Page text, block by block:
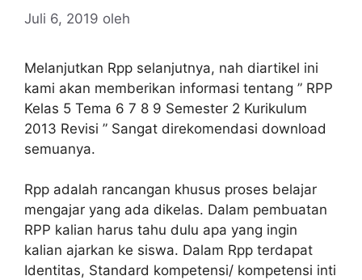
Juli 6, 2019 oleh
Melanjutkan Rpp selanjutnya, nah diartikel ini
kami akan memberikan informasi tentang ” RPP
Kelas 5 Tema 6 7 8 9 Semester 2 Kurikulum
2013 Revisi ” Sangat direkomendasi download
semuanya.
Rpp adalah rancangan khusus proses belajar
mengajar yang ada dikelas. Dalam pembuatan
RPP kalian harus tahu dulu apa yang ingin
kalian ajarkan ke siswa. Dalam Rpp terdapat
Identitas, Standard kompetensi/ kompetensi inti